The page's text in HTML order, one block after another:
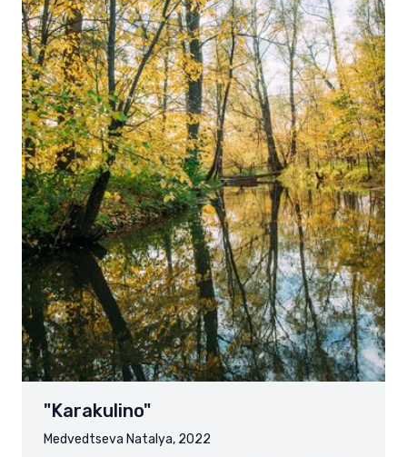
"Karakulino"
Medvedtseva Natalya, 2022